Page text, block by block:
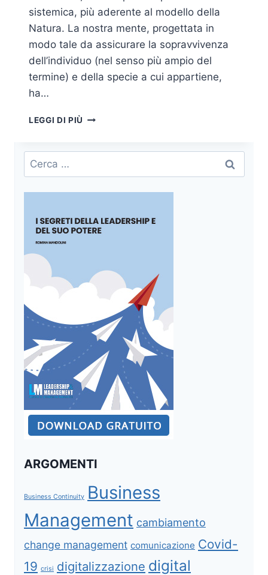
sistemica, più aderente al modello della
Natura. La nostra mente, progettata in
modo tale da assicurare la sopravvivenza
dell’individuo (nel senso più ampio del
termine) e della specie a cui appartiene,
ha…
LEGGI DI PIÙ LA
Ricerca
per:
ARGOMENTI
Business Continuity Business
Management cambiamento
change management comunicazione Covid-
19 crisi digitalizzazione digital